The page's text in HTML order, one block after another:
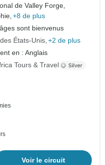
de Valley Forge,
+8 de plus
sont bienvenus
États-Unis +2 de plus
en : Anglais
Tours & Travel
Voir le circuit